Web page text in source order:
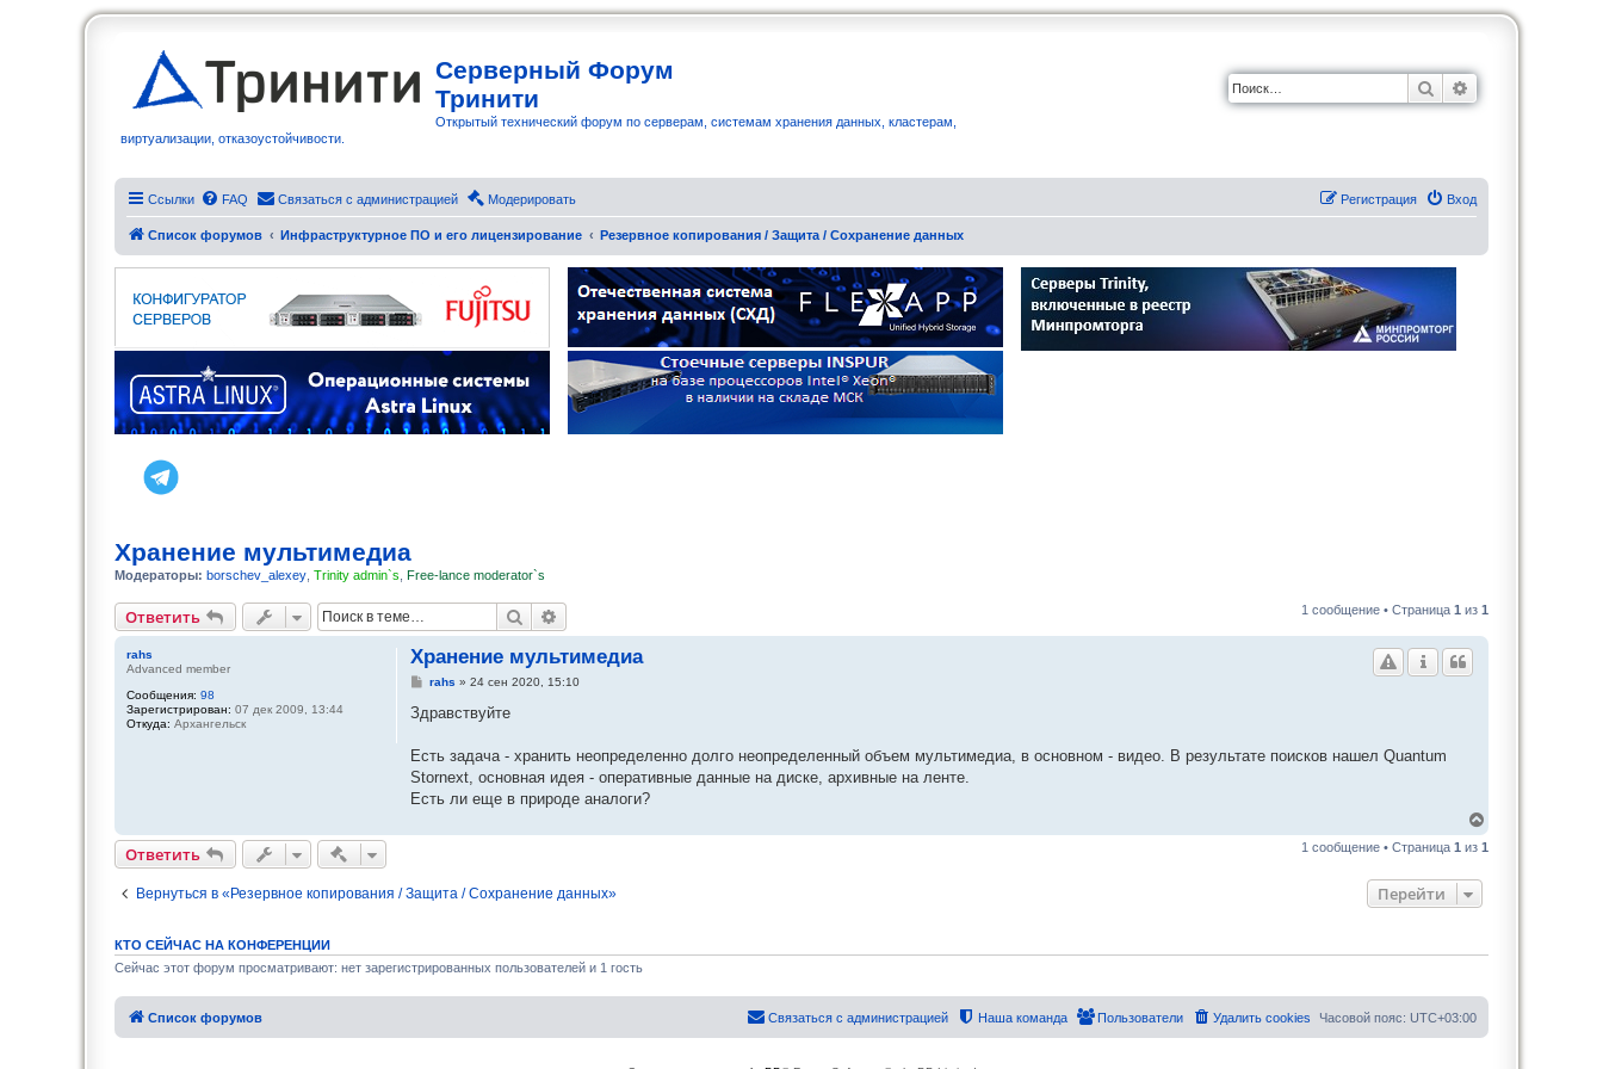
Серверный Форум
Тринити
Открытый технический форум по серверам, системам хранения данных, кластерам,
виртуализации, отказоустойчивости.
Поиск
Ссылки FAQ Связаться с администрацией Модерировать Вход
Регистрация
Список форумов Инфраструктурное ПО и его лицензирование Резервное копирования / Защита / Сохранение данных
Хранение мультимедиа
Модераторы: borschev_alexey Trinity admin`s Free-lance moderator`s
Ответить Поиск 1 сообщение • Страница 1 из 1
rahs
Advanced member
Сообщения: 98
Зарегистрирован: 07 дек 2009, 13:44
Откуда: Архангельск
Хранение мультимедиа
С
о
б
е
и
е
rahs » 24 сен 2020, 15:10
Здравствуйте
Есть задача - хранить неопределенно долго неопределенный объем мультимедиа, в основном - видео. В результате поисков нашел Quantum
Stornext, основная идея - оперативные данные на диске, архивные на ленте.
Есть ли еще в природе аналоги?
р
я
а
а
Ответить Быстрые действия 1 сообщение • Страница 1 из 1
Вернуться в «Резервное копирования / Защита / Сохранение данных» Перейти
КТО СЕЙЧАС НА КОНФЕРЕНЦИИ
Сейчас этот форум просматривают: нет зарегистрированных пользователей и 1 гость
Список форумов Часовой пояс: UTC+03:00
Удалить cookies
Пользователи
Наша команда
Связаться с администрацией